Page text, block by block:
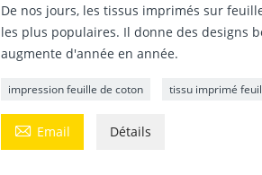
De nos jours, les tissus imprimés sur
les plus populaires. Il donne des designs
augmente d'année en année.
impression feuille de coton tissu imprimé
 Email Détails